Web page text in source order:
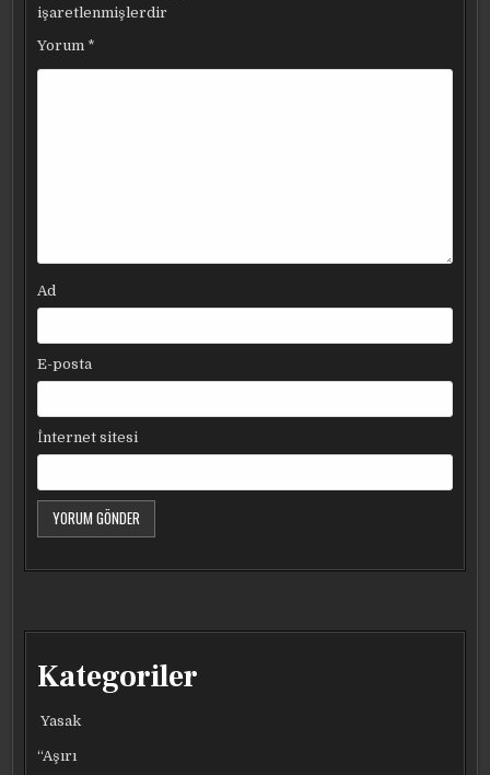
işaretlenmişlerdir
Yorum *
Ad
E-posta
İnternet sitesi
Kategoriler
Yasak
“Aşırı